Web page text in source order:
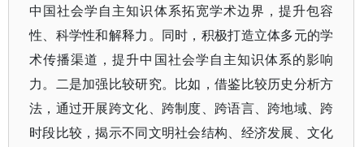
中国社会学自主知识体系拓宽学术边界，提升包容
性、科学性和解释力。同时，积极打造立体多元的学
术传播渠道，提升中国社会学自主知识体系的影响
力。二是加强比较研究。比如，借鉴比较历史分析方
法，通过开展跨文化、跨制度、跨语言、跨地域、跨
时段比较，揭示不同文明社会结构、经济发展、文化